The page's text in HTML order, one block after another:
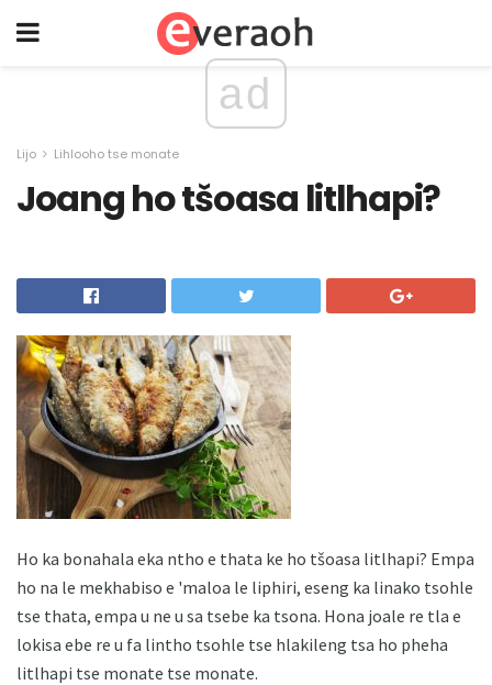
ad
Lijo Lihlooho tse monate
Joang ho tšoasa litlhapi?
Ho ka bonahala eka ntho e thata ke ho tšoasa litlhapi? Empa
ho na le mekhabiso e 'maloa le liphiri, eseng ka linako tsohle
tse thata, empa u ne u sa tsebe ka tsona. Hona joale re tla e
lokisa ebe re u fa lintho tsohle tse hlakileng tsa ho pheha
litlhapi tse monate tse monate.